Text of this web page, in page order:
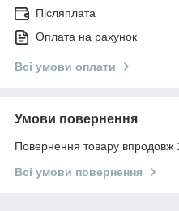
Післяплата
Оплата на рахунок
Всі умови оплати
Умови повернення
Повернення товару впродовж
Всі умови повернення